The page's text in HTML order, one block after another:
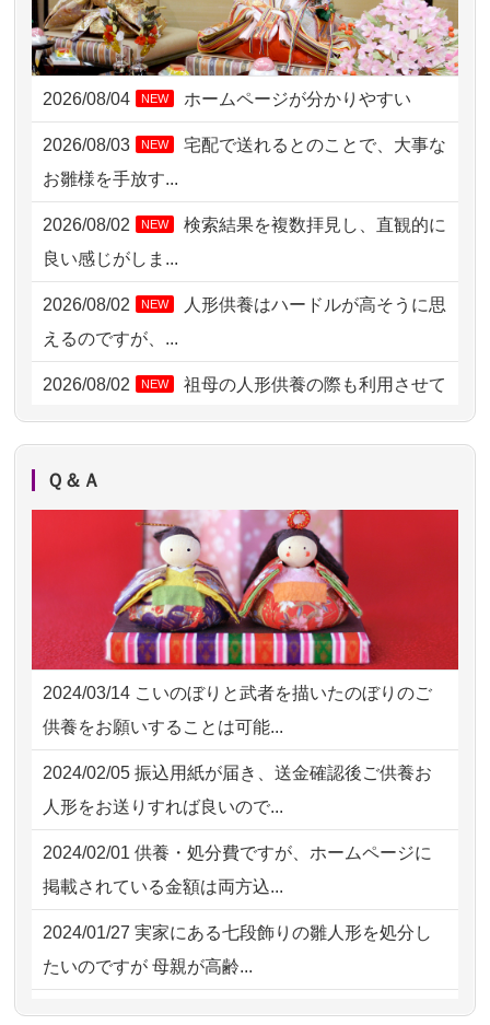
2026/08/04 17:34 西亀有の方からお申込み
2026/08/04 15:40 千葉県の方からお申込み
2026/08/04 14:04 東京都の方からお申込み
2026/08/04 00:38 中野区の方からお申込み
2026/08/02 11:15 千葉県の方からお申込み
2026/08/02 10:39
2026/08/02 09:15 神奈川の方からお申込み
2026/08/02 06:46 相模原の方からお申込み
2026/08/01 19:28
2026/08/01 17:10 東京都の方からお申込み
2026/08/01 11:07 さいたの方からお申込み
2026/07/31 17:28 栃木県の方からお申込み
2026/07/31 12:32 東京都の方からお申込み
2026/07/31 10:29 京都市の方からお申込み
2026/07/31 08:41 埼玉県の方からお申込み
2026/08/04 NEW ホームページが分かりやすい
2026/08/03 NEW
宅配で送れるとのことで、大事な
お雛様を手放す...
2026/08/02 NEW
検索結果を複数拝見し、直観的に
良い感じがしま...
2026/08/02 NEW
人形供養はハードルが高そうに思
えるのですが、...
2026/08/02 NEW
祖母の人形供養の際も利用させて
いただき安心感がある
供養の内容（料金や送り方等）がとて
も丁寧に説...
2026/07/18つい先日も利用させていただきまし
た。 手続...
2026/07/18 大切にしていたお人形をきちんと供養
してくださ...
2026/07/15 子供の頃から可愛がってきた七段飾り
の雛人形で...
2026/07/15 お客様の声を読み、丁寧に供養してい
ただけそう...
2026/07/13 遠方からでもご依頼出来る点と申込ま
での方法が...
Ｑ＆Ａ
2024/03/14 こいのぼりと武者を描いたのぼりのご
供養をお願いすることは可能...
2024/02/05 振込用紙が届き、送金確認後ご供養お
人形をお送りすれば良いので...
2024/02/01 供養・処分費ですが、ホームページに
掲載されている金額は両方込...
2024/01/27 実家にある七段飾りの雛人形を処分し
たいのですが 母親が高齢...
2024/01/13剥製の供養・処分をお願いできます